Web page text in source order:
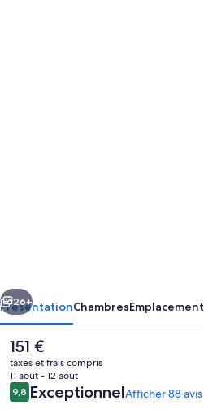
Suivant
26+
PrésentationChambresEmplacement
Le
prix
actuel
est
de
151 €
taxes et frais compris
11 août - 12 août
Avis
voyageurs
9,89,8 sur 10
ExceptionnelAfficher 88 avis